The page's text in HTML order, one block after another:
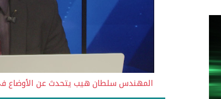
المهندس سلطان هيب يتحدث عن الأوضاع